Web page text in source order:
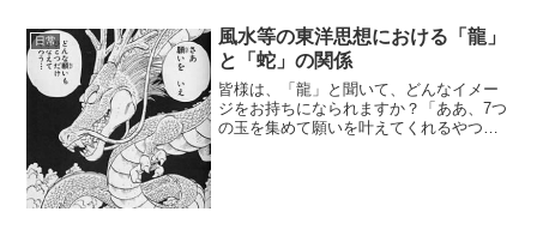
は少なくないのではないで...
日常
風水等の東洋思想における「龍」
と「蛇」の関係
皆様は、「龍」と聞いて、どんなイメー
ジをお持ちになられますか？「ああ、7つ
の玉を集めて願いを叶えてくれるやつで